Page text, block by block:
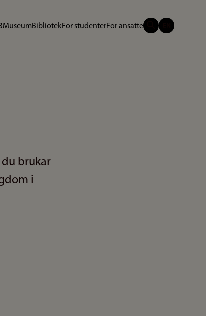
MuseumBibliotekFor studenterFor ansatte
brukar
i